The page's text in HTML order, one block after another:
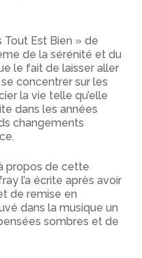
Tout Est Bien » de
de la sérénité et du
le fait de laisser aller
concentrer sur les
la vie telle qu’elle
dans les années
changements
propos de cette
l’a écrite après avoir
de remise en
dans la musique un
sombres et de